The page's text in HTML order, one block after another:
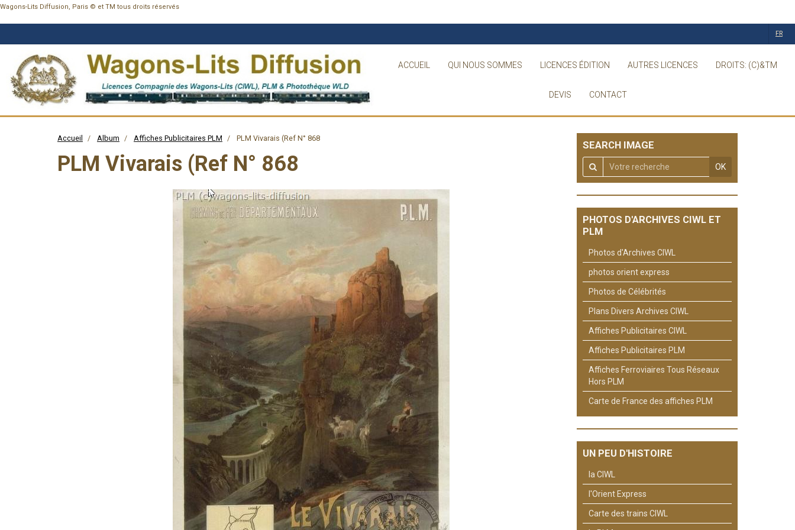
Wagons-Lits Diffusion, Paris © et TM tous droits réservés
ACCUEIL QUI NOUS SOMMES LICENCES ÉDITION AUTRES LICENCES DROITS: (C)&TM
DEVIS CONTACT
FR
Accueil Album Affiches Publicitaires PLM PLM Vivarais (Ref N° 868
PLM Vivarais (Ref N° 868
SEARCH IMAGE
OK
PHOTOS D'ARCHIVES CIWL ET
PLM
Photos d'Archives CIWL
photos orient express
Photos de Célébrités
Plans Divers Archives CIWL
Affiches Publicitaires CIWL
Affiches Publicitaires PLM
Affiches Ferroviaires Tous Réseaux
Hors PLM
Carte de France des affiches PLM
UN PEU D'HISTOIRE
la CIWL
l'Orient Express
Carte des trains CIWL